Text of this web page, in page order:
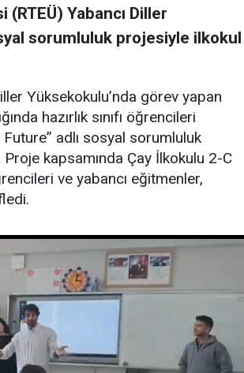
Yabancı Diller
sorumluluk projesiyle ilkokul
Yüksekokulu’nda görev yapan
hazırlık sınıfı öğrencileri
adlı sosyal sorumluluk
kapsamında Çay İlkokulu 2-C
ve yabancı eğitmenler,